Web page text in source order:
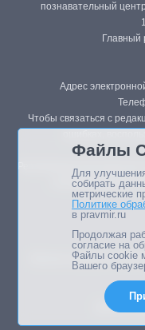
познавательный
Главный
Адрес
Чтобы связаться с
Републикация материалов
возможна только с
Мнение авторов статей
Дизайн
Файлы
Для
собирать
метрические
Политике
в pravmir.ru
Продолжая
согласие на
Файлы cookie
Вашего